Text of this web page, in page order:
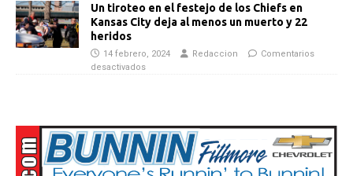
Un tiroteo en el festejo de los Chiefs en
Kansas City deja al menos un muerto y 22
heridos
14 febrero, 2024 Redaccion
Comentarios
desactivados